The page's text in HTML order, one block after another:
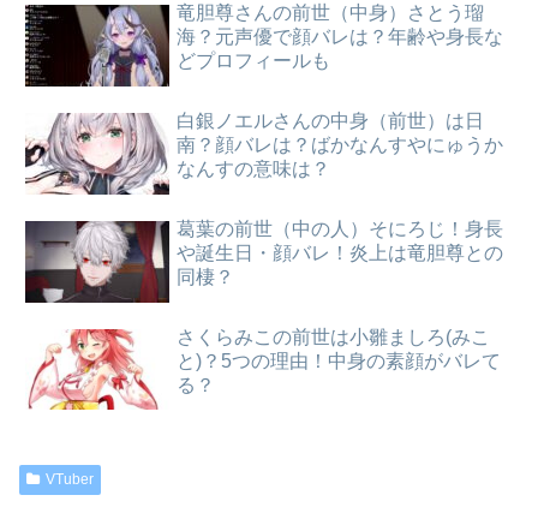
竜胆尊さんの前世（中身）さとう瑠
海？元声優で顔バレは？年齢や身長な
どプロフィールも
白銀ノエルさんの中身（前世）は日
南？顔バレは？ばかなんすやにゅうか
なんすの意味は？
葛葉の前世（中の人）そにろじ！身長
や誕生日・顔バレ！炎上は竜胆尊との
同棲？
さくらみこの前世は小雛ましろ(みこ
と)？5つの理由！中身の素顔がバレて
る？
VTuber